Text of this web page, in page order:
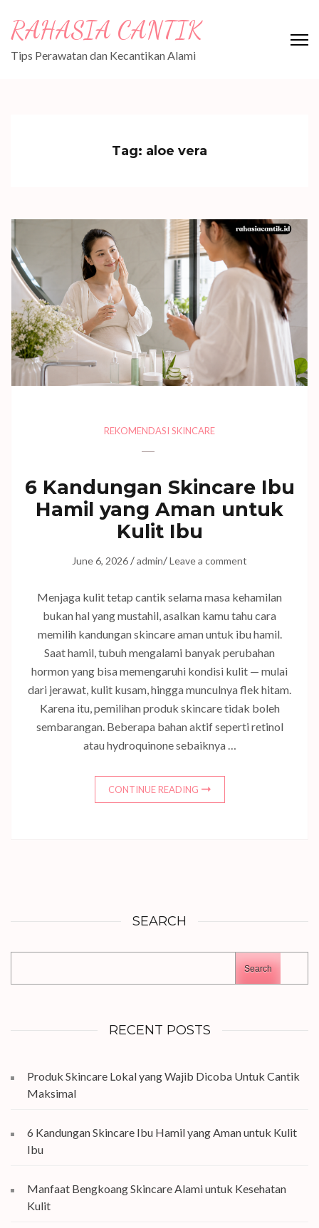
content
(Press
RAHASIA CANTIK
Tips Perawatan dan Kecantikan Alami
Tag: aloe vera
REKOMENDASI SKINCARE
6 Kandungan Skincare Ibu
Hamil yang Aman untuk
Kulit Ibu
June 6, 2026 /admin/Leave a comment
Menjaga kulit tetap cantik selama masa kehamilan
bukan hal yang mustahil, asalkan kamu tahu cara
memilih kandungan skincare aman untuk ibu hamil.
Saat hamil, tubuh mengalami banyak perubahan
hormon yang bisa memengaruhi kondisi kulit — mulai
dari jerawat, kulit kusam, hingga munculnya flek hitam.
Karena itu, pemilihan produk skincare tidak boleh
sembarangan. Beberapa bahan aktif seperti retinol
atau hydroquinone sebaiknya …
CONTINUE READING
SEARCH
Search
RECENT POSTS
Produk Skincare Lokal yang Wajib Dicoba Untuk Cantik
Maksimal
6 Kandungan Skincare Ibu Hamil yang Aman untuk Kulit
Ibu
Manfaat Bengkoang Skincare Alami untuk Kesehatan
Kulit